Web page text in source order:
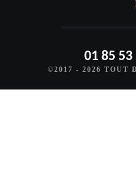
01 85 53
©2017 - 2026 TOUT